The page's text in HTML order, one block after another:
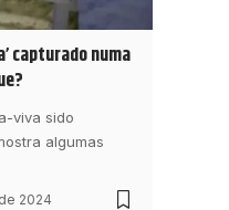
capturado numa
viva sido
algumas
2024